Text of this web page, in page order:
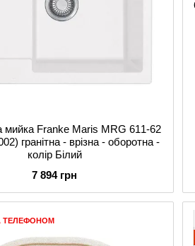
мийка Franke Maris MRG 611-62
гранітна - врізна - оборотна -
колір Білий
7 894 грн
ТЕЛЕФОНОМ